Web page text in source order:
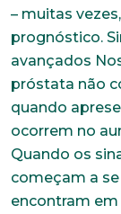
– muitas
prognóstico.
avançados
próstata não
quando
ocorrem no
Quando os
começam a
encontram